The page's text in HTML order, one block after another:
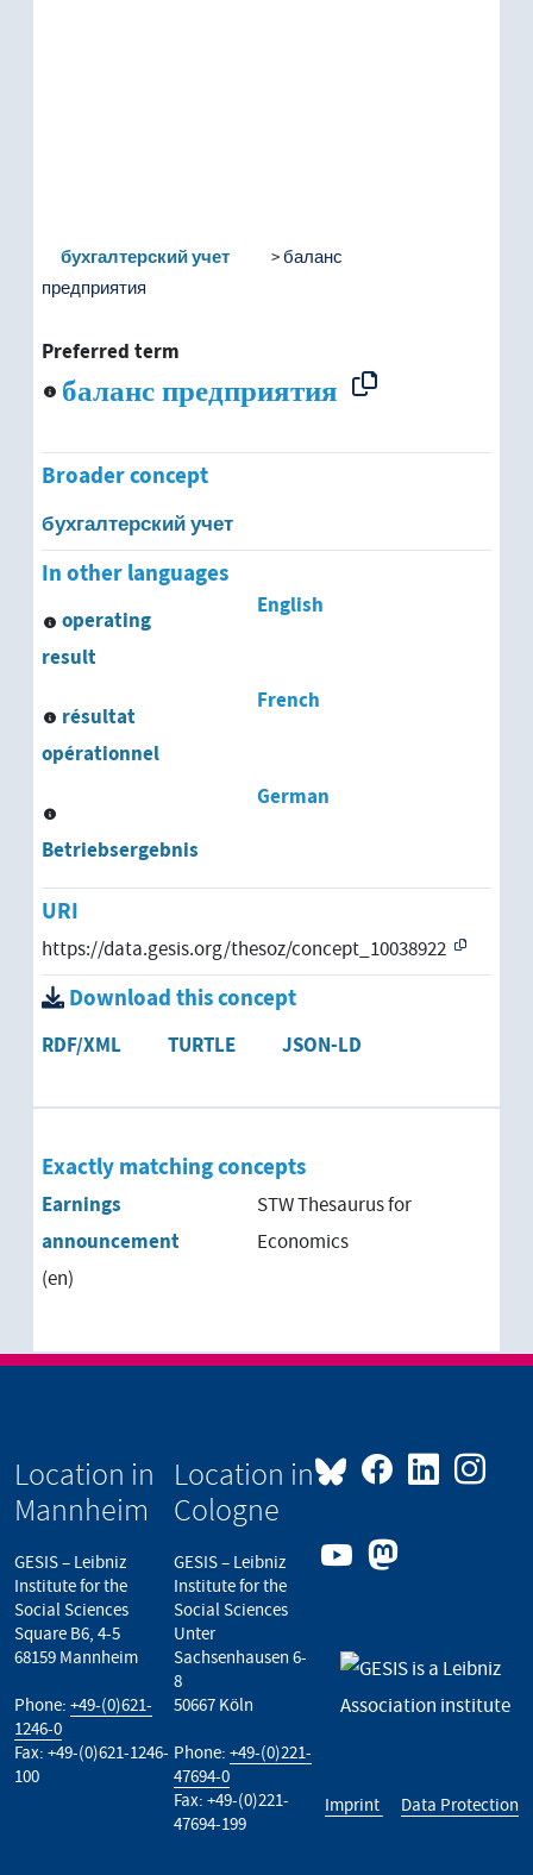
бухгалтерский учет
баланс
предприятия
Preferred term
баланс предприятия
Broader concept
бухгалтерский учет
In other languages
English
operating
result
French
résultat
opérationnel
German
Betriebsergebnis
URI
https://data.gesis.org/thesoz/concept_10038922
Download this concept
RDF/XML TURTLE JSON-LD
Exactly matching concepts
Earnings
announcement
(en)
STW Thesaurus for
Economics
Location in
Mannheim
GESIS – Leibniz
Institute for the
Social Sciences
Square B6, 4-5
68159 Mannheim
Phone: +49-(0)621-
1246-0
Fax: +49-(0)621-1246-
100
Location in
Cologne
GESIS – Leibniz
Institute for the
Social Sciences
Unter
Sachsenhausen 6-
8
50667 Köln
Phone:+49-(0)221-
47694-0
Fax: +49-(0)221-
47694-199
Imprint Data Protection